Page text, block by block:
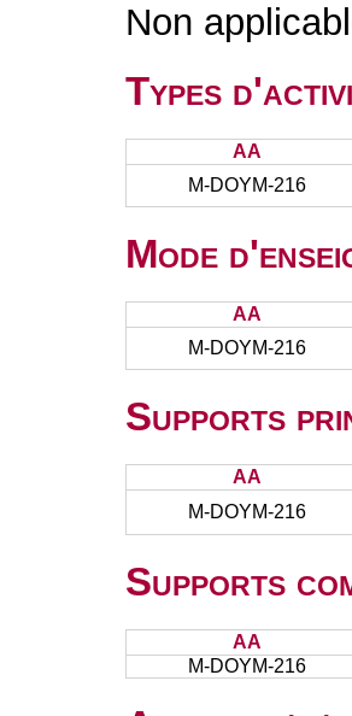
Non
Types
AA
M-DOYM-216
Mode
AA
M-DOYM-216
Supports
AA
M-DOYM-216
Supports
AA
M-DOYM-216